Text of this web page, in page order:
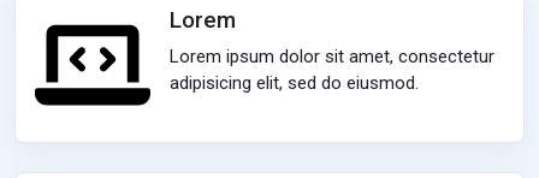
Lorem
Lorem ipsum dolor sit amet, consectetur
adipisicing elit, sed do eiusmod.